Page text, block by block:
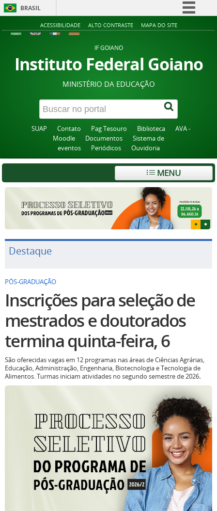
BRASIL
Simplifique!
Acesso à informação
Legislação
Canais
ACESSIBILIDADE ALTO CONTRASTE MAPA DO SITE
IF GOIANO
Instituto Federal Goiano
MINISTÉRIO DA EDUCAÇÃO
SUAP Contato Pag Tesouro Biblioteca
AVA -
Moodle
Documentos
Sistema de
eventos
Periódicos Ouvidoria
MENU
Destaque
PÓS-GRADUAÇÃO
Inscrições para seleção de
mestrados e doutorados
termina quinta-feira, 6
São oferecidas vagas em 12 programas nas áreas de Ciências Agrárias,
Educação, Administração, Engenharia, Biotecnologia e Tecnologia de
Alimentos. Turmas iniciam atividades no segundo semestre de 2026.